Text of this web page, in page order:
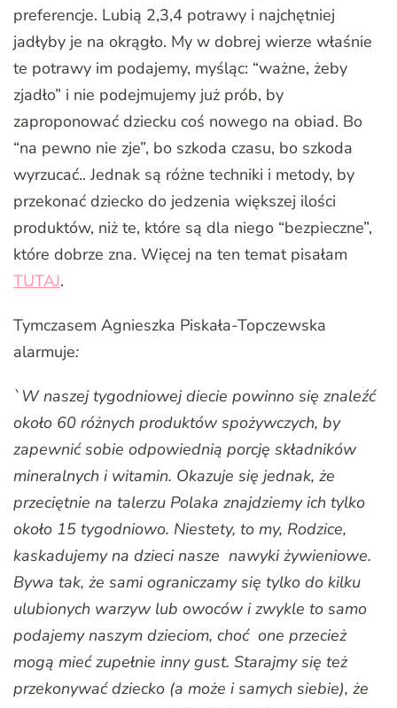
preferencje. Lubią 2,3,4 potrawy i najchętniej
jadłyby je na okrągło. My w dobrej wierze właśnie
te potrawy im podajemy, myśląc: “ważne, żeby
zjadło” i nie podejmujemy już prób, by
zaproponować dziecku coś nowego na obiad. Bo
“na pewno nie zje”, bo szkoda czasu, bo szkoda
wyrzucać.. Jednak są różne techniki i metody, by
przekonać dziecko do jedzenia większej ilości
produktów, niż te, które są dla niego “bezpieczne”,
które dobrze zna. Więcej na ten temat pisałam
TUTAJ.
Tymczasem Agnieszka Piskała-Topczewska
alarmuje:
`W naszej tygodniowej diecie powinno się znaleźć
około 60 różnych produktów spożywczych, by
zapewnić sobie odpowiednią porcję składników
mineralnych i witamin. Okazuje się jednak, że
przeciętnie na talerzu Polaka znajdziemy ich tylko
około 15 tygodniowo. Niestety, to my, Rodzice,
kaskadujemy na dzieci nasze nawyki żywieniowe.
Bywa tak, że sami ograniczamy się tylko do kilku
ulubionych warzyw lub owoców i zwykle to samo
podajemy naszym dzieciom, choć one przecież
mogą mieć zupełnie inny gust. Starajmy się też
przekonywać dziecko (a może i samych siebie), że